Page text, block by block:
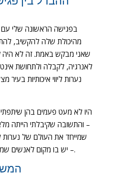
בפגישה הראשונה שלי עם
מהיכולת שלה להקשיב,
שאני מבקש באמת. זה לא היה
לאנרגיה, לקבלה ולתחושת
נערות ליווי איכותיות
היו לא מעט פעמים בהן
– והתשובה שקיבלתי הייתה
שמייחד את העולם של נערות
– יש בו מקום לאנשים שמחפשים יותר ממפגש חד-פעמי.